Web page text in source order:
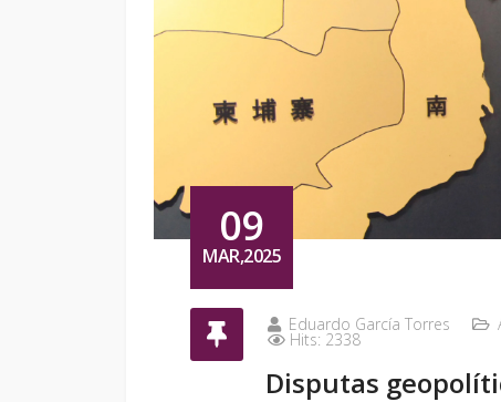
09
MAR,2025
Eduardo García Torres
Hits: 2338
Disputas